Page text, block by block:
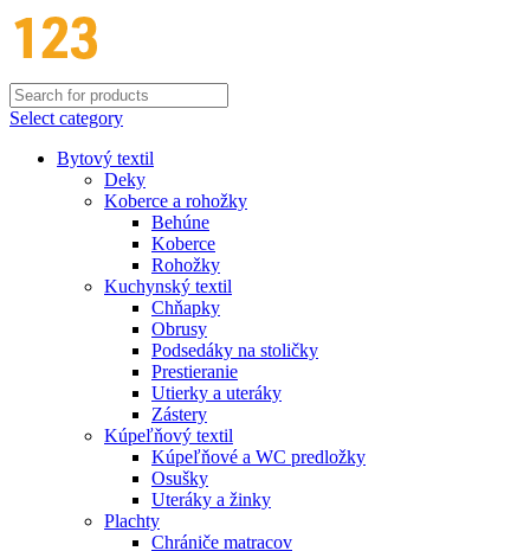
Select category
Bytový textil
Deky
Koberce a rohožky
Behúne
Koberce
Rohožky
Kuchynský textil
Chňapky
Obrusy
Podsedáky na stoličky
Prestieranie
Utierky a uteráky
Zástery
Kúpeľňový textil
Kúpeľňové a WC predložky
Osušky
Uteráky a žinky
Plachty
Chrániče matracov